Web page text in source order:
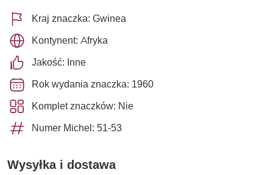
Kraj znaczka: Gwinea
Kontynent: Afryka
Jakość: Inne
Rok wydania znaczka: 1960
Komplet znaczków: Nie
Numer Michel: 51-53
Wysyłka i dostawa